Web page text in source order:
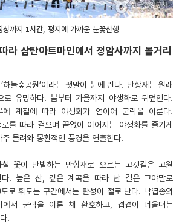
상까지 1시간, 평지에 가까운 눈꽃산행
라 삼탄아트마인에서 정암사까지 볼거리
늘숲공원’이라는 팻말이 눈에 띈다. 만항재는 원래
로 유명하다. 봄부터 가을까지 야생화로 뒤덮인다.
에 계절에 따라 야생화가 연이어 군락을 이룬다.
를 따라 걸으며 끝없이 이어지는 야생화를 즐기게
몰려와 몽환적인 풍경을 연출한다.
꽃이 만발하는 만항재로 오르는 고갯길은 고원
다. 높은 산, 깊은 계곡을 따라 난 길은 그야말로
로 휘도는 구간에서는 탄성이 절로 난다. 낙엽송의
에서 군락을 이룬 채 환호하고, 겹겹이 너울대는
.